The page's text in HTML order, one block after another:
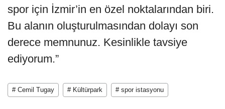
spor için İzmir’in en özel noktalarından biri.
Bu alanın oluşturulmasından dolayı son
derece memnunuz. Kesinlikle tavsiye
ediyorum.”
# Cemil Tugay # Kültürpark # spor istasyonu